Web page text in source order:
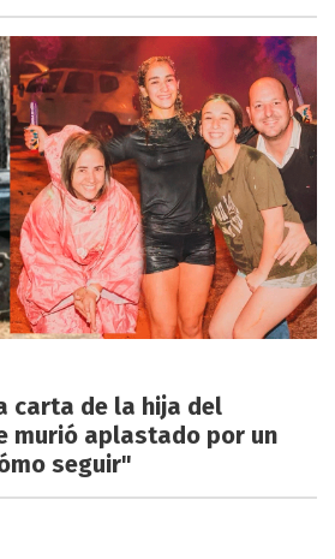
carta de la hija del
murió aplastado por un
seguir"